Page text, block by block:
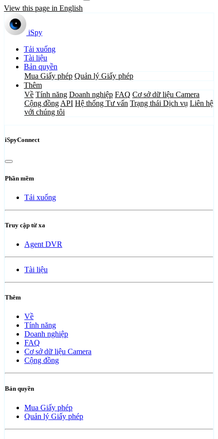
View this page in English
iSpy
Tải xuống
Tài liệu
Bản quyền
Mua Giấy phép Quản lý Giấy phép
Thêm
Về Tính năng Doanh nghiệp FAQ Cơ sở dữ liệu Camera
Cộng đồng API Hệ thống Tư vấn Trạng thái Dịch vụ Liên hệ
với chúng tôi
iSpyConnect
Phần mềm
Tải xuống
Truy cập từ xa
Agent DVR
Tài liệu
Thêm
Về
Tính năng
Doanh nghiệp
FAQ
Cơ sở dữ liệu Camera
Cộng đồng
Bản quyền
Mua Giấy phép
Quản lý Giấy phép